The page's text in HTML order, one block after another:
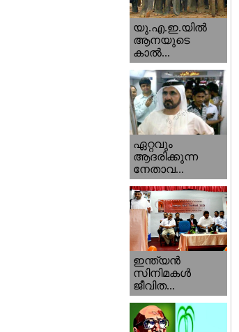
യു.എ.ഇ.യില്‍
ആനയുടെ
കാല്‍...
ഏറ്റവും
ആദരിക്കുന്ന
നേതാവ...
ഇന്ത്യന്‍
സിനിമകള്‍
ജീവിത...